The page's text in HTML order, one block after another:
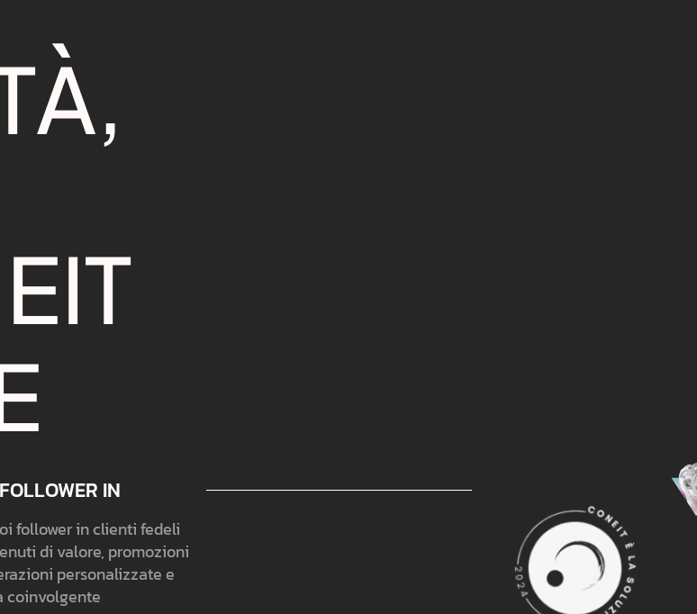
À,
EIT
IN
follower in clienti fedeli
di valore, promozioni
personalizzate e
coinvolgente